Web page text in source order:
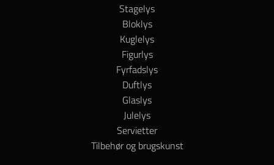
Stagelys
Bloklys
Kuglelys
Figurlys
Fyrfadslys
Duftlys
Glaslys
Julelys
Servietter
Tilbehør og brugskunst